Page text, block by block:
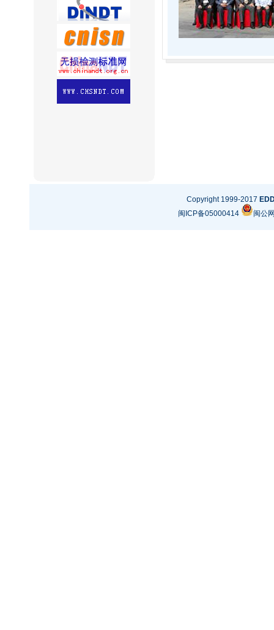
Copyright 1999-2017
闽ICP备05000414
闽公